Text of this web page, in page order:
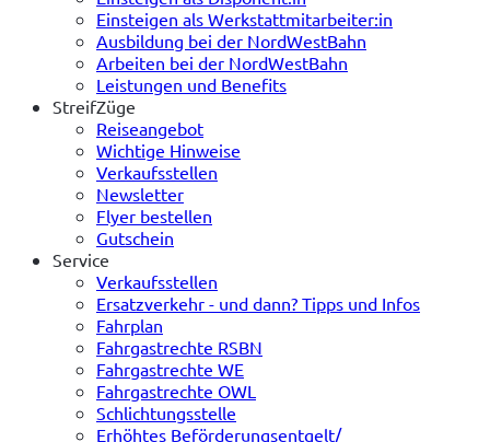
Einsteigen als Werkstattmitarbeiter:in
Ausbildung bei der NordWestBahn
Arbeiten bei der NordWestBahn
Leistungen und Benefits
StreifZüge
Reiseangebot
Wichtige Hinweise
Verkaufsstellen
Newsletter
Flyer bestellen
Gutschein
Service
Verkaufsstellen
Ersatzverkehr - und dann? Tipps und Infos
Fahrplan
Fahrgastrechte RSBN
Fahrgastrechte WE
Fahrgastrechte OWL
Schlichtungsstelle
Erhöhtes Beförderungsentgelt/